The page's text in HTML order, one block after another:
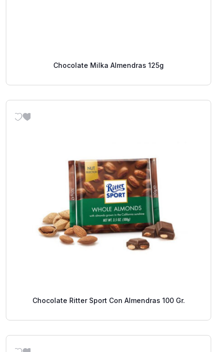
Chocolate Milka Almendras 125g
Chocolate Ritter Sport Con Almendras 100 Gr.